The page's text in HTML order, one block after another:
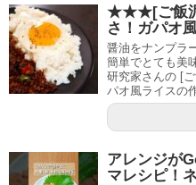
★★★[ご飯
さ！ガパオ
醤油をナンプラ
簡単でとても
研究家さんの [
パオ風ライスの
アレンジが
マレシピ！